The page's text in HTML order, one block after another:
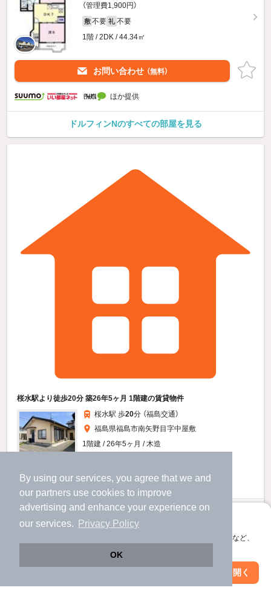
By using our services, you agree that we and
our partners use cookies to improve
advertising and enhance your experience on
our services.
Privacy Policy
OK
アプリに切り替えて、サクサクお部屋探し
会員登録なしですぐ使える。マップ検索やお気に入り保存など、
アプリを開く
（管理費1,900円）
敷 不要 礼 不要
1階 / 2DK / 44.34㎡
お問い合わせ （無料）
ほか提供
ドルフィンNのすべての部屋を見る
桜水駅より徒歩20分 築26年5ヶ月 1階建の賃貸物件
桜水駅 歩20分 （福島交通）
福島県福島市南矢野目字中屋敷
1階建 / 26年5ヶ月 / 木造
駐車場あり
6.5
（管理費不要）
敷 2.0ヶ月 礼 1.0ヶ月
お問い合わせ（無料）
絞り込み条件を変更